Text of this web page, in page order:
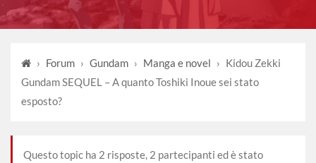
› Forum › Gundam › Manga e novel › Kidou Zekki
Gundam SEQUEL – A quanto Toshiki Inoue sei stato
esposto?
Questo topic ha 2 risposte, 2 partecipanti ed è stato